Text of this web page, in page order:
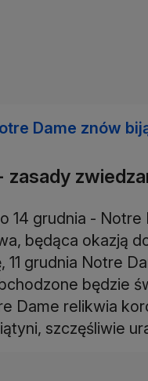
Dame znów
14 grudnia -
będąca okazją
11 grudnia Notre
będzie
Dame relikwia
szczęśliwie